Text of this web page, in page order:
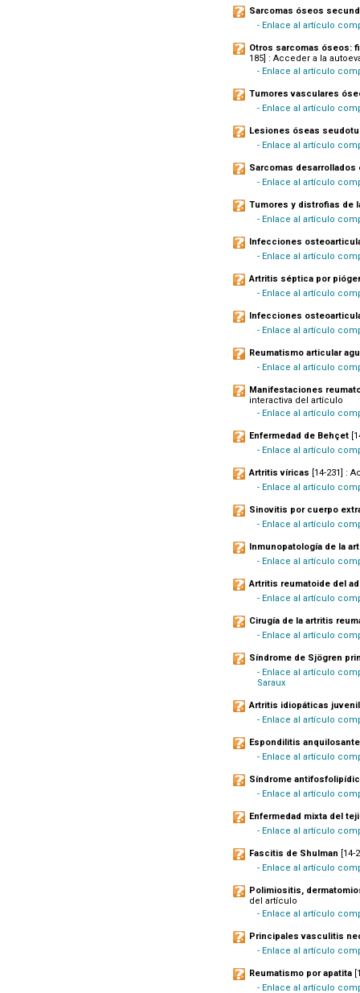
Sarcomas óseos
- Enlace al artículo
Otros sarcomas óseos:
185] : Acceder a la
- Enlace al artículo
Tumores vasculares
- Enlace al artículo
Lesiones óseas
- Enlace al artículo
Sarcomas desarrollados
- Enlace al artículo
Tumores y distrofias de
- Enlace al artículo
Infecciones
- Enlace al artículo
Artritis séptica por
- Enlace al artículo
Infecciones
- Enlace al artículo
Reumatismo articular
- Enlace al artículo
Manifestaciones
interactiva del artículo
- Enlace al artículo
Enfermedad de Behçet
- Enlace al artículo
Artritis víricas [14-231] :
- Enlace al artículo
Sinovitis por cuerpo
- Enlace al artículo
Inmunopatología de la
- Enlace al artículo
Artritis reumatoide del
- Enlace al artículo
Cirugía de la artritis
- Enlace al artículo
Síndrome de Sjögren
- Enlace al artículo
Saraux
Artritis idiopáticas
- Enlace al artículo
Espondilitis anquilosante
- Enlace al artículo
Síndrome
- Enlace al artículo
Enfermedad mixta del
- Enlace al artículo
Fascitis de Shulman
- Enlace al artículo
Polimiositis,
del artículo
- Enlace al artículo
Principales vasculitis
- Enlace al artículo
Reumatismo por apatita
- Enlace al artículo